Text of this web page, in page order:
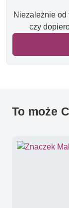
Niezależnie od
czy
To może